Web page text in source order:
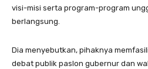
visi-misi serta program-program
berlangsung.
Dia menyebutkan, pihaknya
debat publik paslon gubernur dan